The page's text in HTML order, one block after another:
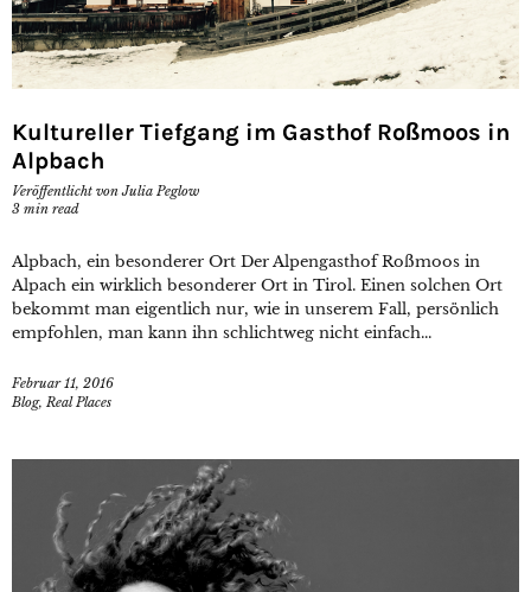
Kultureller Tiefgang im Gasthof Roßmoos in
Alpbach
Veröffentlicht vonJulia Peglow
3 min read
Alpbach, ein besonderer Ort Der Alpengasthof Roßmoos in
Alpach ein wirklich besonderer Ort in Tirol. Einen solchen Ort
bekommt man eigentlich nur, wie in unserem Fall, persönlich
empfohlen, man kann ihn schlichtweg nicht einfach...
Februar 11, 2016
Blog, Real Places